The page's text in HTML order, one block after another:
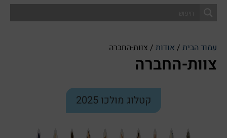
עמוד הבית / אודות / צוות-החברה
צוות-החברה
קטלוג מולכו 2025